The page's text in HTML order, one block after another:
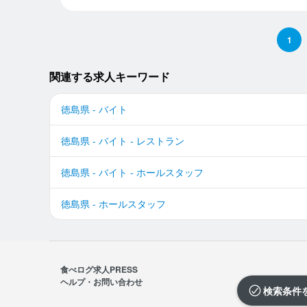
1
関連する求人キーワード
徳島県 - バイト
徳島県 - バイト - レストラン
徳島県 - バイト - ホールスタッフ
徳島県 - ホールスタッフ
検索条件
食べログ求人PRESS
ヘルプ・お問い合わせ